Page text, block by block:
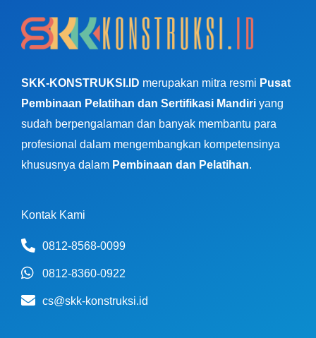
SKK-KONSTRUKSI.ID merupakan mitra resmi Pusat
Pembinaan Pelatihan dan Sertifikasi Mandiri yang
sudah berpengalaman dan banyak membantu para
profesional dalam mengembangkan kompetensinya
khususnya dalam Pembinaan dan Pelatihan.
Kontak Kami
0812-8568-0099
0812-8360-0922
cs@skk-konstruksi.id